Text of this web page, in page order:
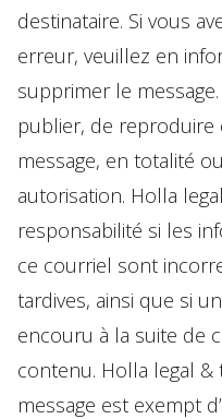
destinataire. Si vous
erreur, veuillez en
supprimer le
publier, de
message, en totalité
autorisation. Holla
responsabilité si les
ce courriel sont
tardives, ainsi que si
encouru à la suite de
contenu. Holla legal &
message est exempt